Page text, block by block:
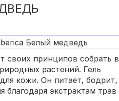
своих принципов собрать в
растений. Гель
кожи. Он питает, бодрит,
экстрактам трав